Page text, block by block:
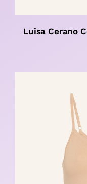
Luisa Cerano